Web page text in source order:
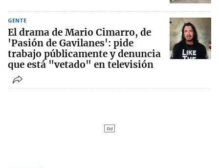
GENTE
El drama de Mario Cimarro, de
'Pasión de Gavilanes': pide
trabajo públicamente y denuncia
que está "vetado" en televisión